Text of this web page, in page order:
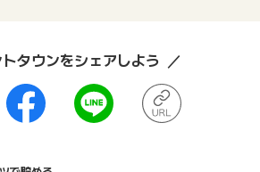
タウンをシェアしよう